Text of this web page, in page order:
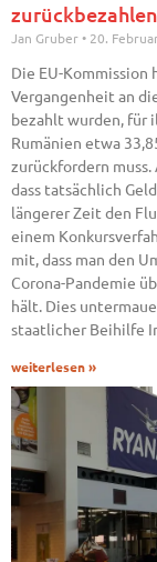
zurückbezahlen
Jan Gruber 20.
Die EU-
Vergangenheit an
bezahlt wurden, für
Rumänien etwa
zurückfordern
dass tatsächlich
längerer Zeit den
einem
mit, dass man den
Corona-Pandemie
hält. Dies
staatlicher Beihilfe
weiterlesen »